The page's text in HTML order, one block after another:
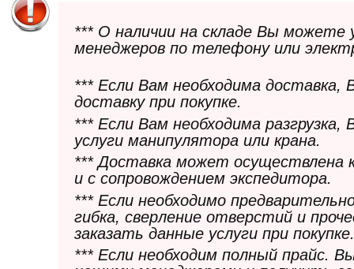
*** О наличии на складе Вы можете
менеджеров по телефону или
*** Если Вам необходима
доставку при покупке.
*** Если Вам необходима
услуги манипулятора или крана.
*** Доставка может осуществлена
и с сопровождением экспедитора.
*** Если необходимо
гибка, сверление отверстий и
заказать данные услуги при покупке.
*** Если необходим полный прайс.